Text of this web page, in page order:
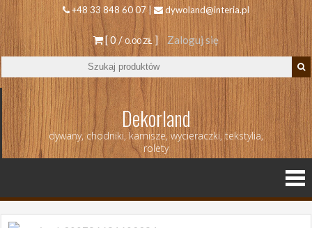
+48 33 848 60 07 | dywoland@interia.pl
[ 0 /0.00 ZŁ ] Zaloguj się
Dekorland
dywany, chodniki, karnisze, wycieraczki, tekstylia,
rolety